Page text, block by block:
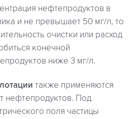
нефтепродуктов в
и не превышает 50 мг/л, то
очистки или расход
конечной
ниже 3 мг/л.
также применяются
нефтепродуктов. Под
поля частицы